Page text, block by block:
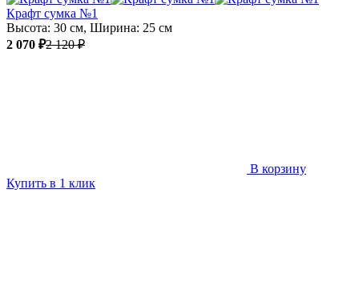
Крафт сумка №1
Высота: 30 см, Ширина: 25 см
2 070 ₽2 120 ₽
В корзину
Купить в 1 клик